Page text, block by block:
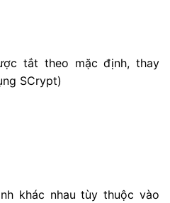
tắt theo mặc định, thay
SCrypt)
khác nhau tùy thuộc vào